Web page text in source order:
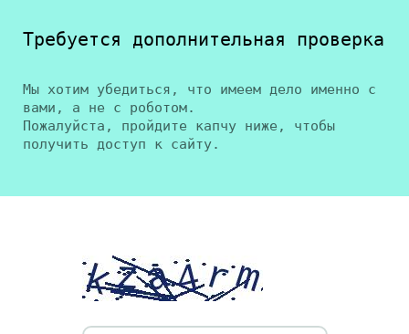
Требуется дополнительная проверка
Мы хотим убедиться, что имеем дело именно с
вами, а не с роботом.
Пожалуйста, пройдите капчу ниже, чтобы
получить доступ к сайту.